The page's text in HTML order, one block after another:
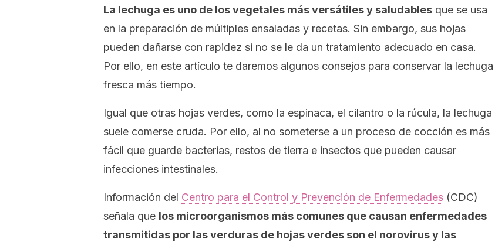
La lechuga es uno de los vegetales más versátiles y saludables que se usa
en la preparación de múltiples ensaladas y recetas. Sin embargo, sus hojas
pueden dañarse con rapidez si no se le da un tratamiento adecuado en casa.
Por ello, en este artículo te daremos algunos consejos para conservar la lechuga
fresca más tiempo.
Igual que otras hojas verdes, como la espinaca, el cilantro o la rúcula, la lechuga
suele comerse cruda. Por ello, al no someterse a un proceso de cocción es más
fácil que guarde bacterias, restos de tierra e insectos que pueden causar
infecciones intestinales.
Información del Centro para el Control y Prevención de Enfermedades (CDC)
señala que los microorganismos más comunes que causan enfermedades
transmitidas por las verduras de hojas verdes son el norovirus y las